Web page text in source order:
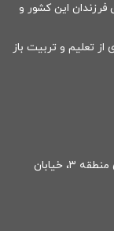
فرزندان این کشور و
تعلیم و تربیت باز
نشانی: تهران، خیابان دکتر شریعتی، جنب شهرداری منطقه ۳، خیابان